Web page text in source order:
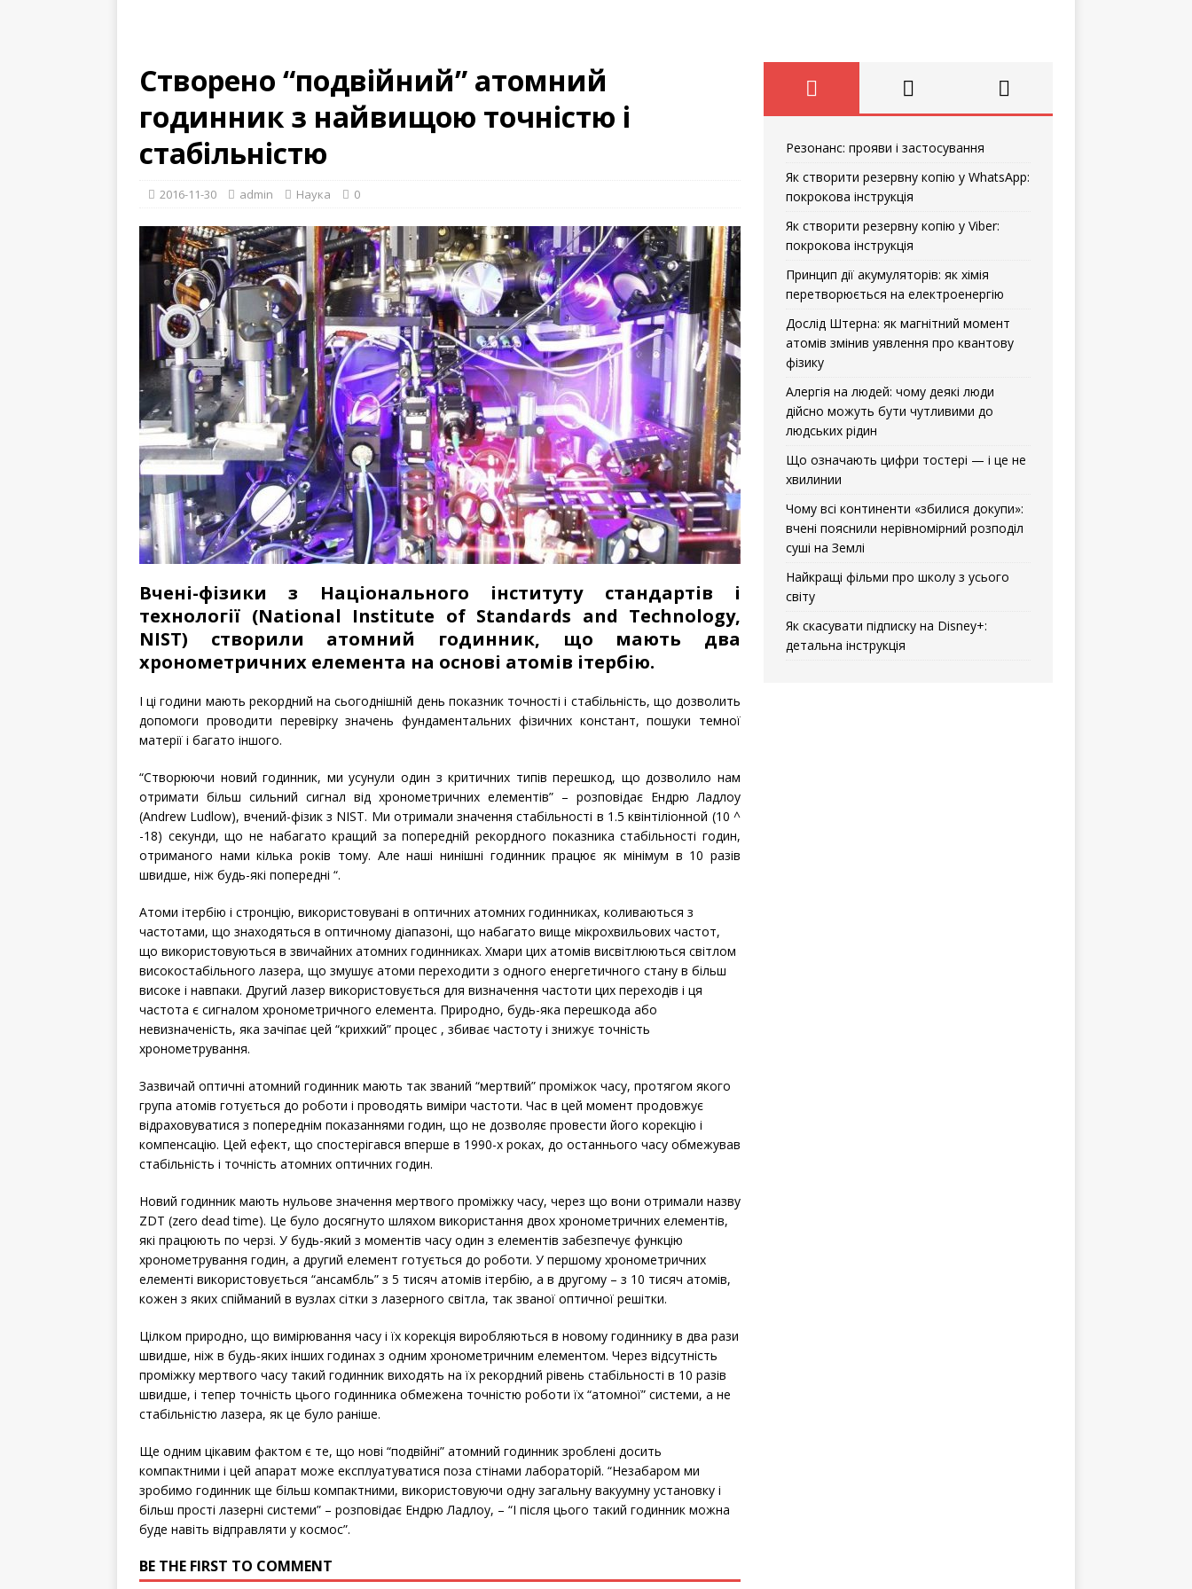
Створено “подвійний” атомний
годинник з найвищою точністю і
стабільністю
2016-11-30 admin Наука 0
Вчені-фізики з Національного інституту стандартів і
технології (National Institute of Standards and Technology,
NIST) створили атомний годинник, що мають два
хронометричних елемента на основі атомів ітербію.
І ці години мають рекордний на сьогоднішній день показник точності і стабільність, що дозволить
допомоги проводити перевірку значень фундаментальних фізичних констант, пошуки темної
матерії і багато іншого.
“Створюючи новий годинник, ми усунули один з критичних типів перешкод, що дозволило нам
отримати більш сильний сигнал від хронометричних елементів” – розповідає Ендрю Ладлоу
(Andrew Ludlow), вчений-фізик з NIST. Ми отримали значення стабільності в 1.5 квінтіліонной (10 ^
-18) секунди, що не набагато кращий за попередній рекордного показника стабільності годин,
отриманого нами кілька років тому. Але наші нинішні годинник працює як мінімум в 10 разів
швидше, ніж будь-які попередні “.
Атоми ітербію і стронцію, використовувані в оптичних атомних годинниках, коливаються з
частотами, що знаходяться в оптичному діапазоні, що набагато вище мікрохвильових частот,
що використовуються в звичайних атомних годинниках. Хмари цих атомів висвітлюються світлом
високостабільного лазера, що змушує атоми переходити з одного енергетичного стану в більш
високе і навпаки. Другий лазер використовується для визначення частоти цих переходів і ця
частота є сигналом хронометричного елемента. Природно, будь-яка перешкода або
невизначеність, яка зачіпає цей “крихкий” процес , збиває частоту і знижує точність
хронометрування.
Зазвичай оптичні атомний годинник мають так званий “мертвий” проміжок часу, протягом якого
група атомів готується до роботи і проводять виміри частоти. Час в цей момент продовжує
відраховуватися з попереднім показаннями годин, що не дозволяє провести його корекцію і
компенсацію. Цей ефект, що спостерігався вперше в 1990-х роках, до останнього часу обмежував
стабільність і точність атомних оптичних годин.
Новий годинник мають нульове значення мертвого проміжку часу, через що вони отримали назву
ZDT (zero dead time). Це було досягнуто шляхом використання двох хронометричних елементів,
які працюють по черзі. У будь-який з моментів часу один з елементів забезпечує функцію
хронометрування годин, а другий елемент готується до роботи. У першому хронометричних
елементі використовується “ансамбль” з 5 тисяч атомів ітербію, а в другому – з 10 тисяч атомів,
кожен з яких спійманий в вузлах сітки з лазерного світла, так званої оптичної решітки.
Цілком природно, що вимірювання часу і їх корекція виробляються в новому годиннику в два рази
швидше, ніж в будь-яких інших годинах з одним хронометричним елементом. Через відсутність
проміжку мертвого часу такий годинник виходять на їх рекордний рівень стабільності в 10 разів
швидше, і тепер точність цього годинника обмежена точністю роботи їх “атомної” системи, а не
стабільністю лазера, як це було раніше.
Ще одним цікавим фактом є те, що нові “подвійні” атомний годинник зроблені досить
компактними і цей апарат може експлуатуватися поза стінами лабораторій. “Незабаром ми
зробимо годинник ще більш компактними, використовуючи одну загальну вакуумну установку і
більш прості лазерні системи” – розповідає Ендрю Ладлоу, – “І після цього такий годинник можна
буде навіть відправляти у космос”.
BE THE FIRST TO COMMENT
Резонанс: прояви і застосування
Як створити резервну копію у WhatsApp:
покрокова інструкція
Як створити резервну копію у Viber:
покрокова інструкція
Принцип дії акумуляторів: як хімія
перетворюється на електроенергію
Дослід Штерна: як магнітний момент
атомів змінив уявлення про квантову
фізику
Алергія на людей: чому деякі люди
дійсно можуть бути чутливими до
людських рідин
Що означають цифри тостері — і це не
хвилинии
Чому всі континенти «збилися докупи»:
вчені пояснили нерівномірний розподіл
суші на Землі
Найкращі фільми про школу з усього
світу
Як скасувати підписку на Disney+:
детальна інструкція